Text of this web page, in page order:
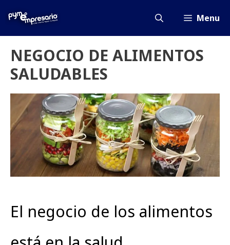
Menu
NEGOCIO DE ALIMENTOS
SALUDABLES
El negocio de los alimentos